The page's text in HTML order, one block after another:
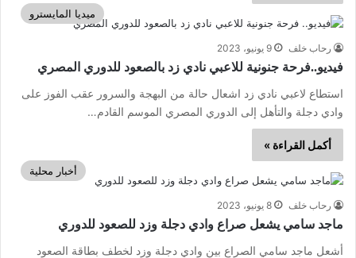
ميديا المايسترو
رحاب خلف 9 يونيو، 2023
فيديو..فرحة جنونية للاعبي نادي زد بالصعود للدوري المصري
استطاع لاعبي نادي زد اشعال حالة من البهجة والسرور عقب الفوز على
وادي دجلة والتأهل إلى الدوري المصري الموسم القادم…
أكمل القراءة »
أخبار محلية
رحاب خلف 8 يونيو، 2023
ماجد سامي يشعل صراع وادي دجلة وزد للصعود للدوري
أشعل ماجد سامي الصراع بين وادي دجلة وزد لخطف بطاقة الصعود